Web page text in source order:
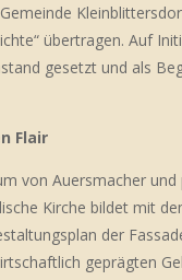
übertragen. Auf
gesetzt und als
Flair
von Auersmacher
Kirche bildet mit
der
geprägten